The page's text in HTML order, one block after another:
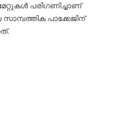
പരിഗണിച്ചാണ്
പാക്കേജിന്